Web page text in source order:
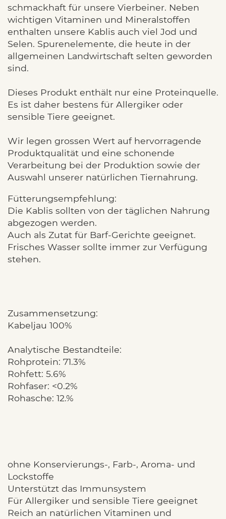
schmackhaft für unsere Vierbeiner. Neben
wichtigen Vitaminen und Mineralstoffen
enthalten unsere Kablis auch viel Jod und
Selen. Spurenelemente, die heute in der
allgemeinen Landwirtschaft selten geworden
sind.
Dieses Produkt enthält nur eine Proteinquelle.
Es ist daher bestens für Allergiker oder
sensible Tiere geeignet.
Wir legen grossen Wert auf hervorragende
Produktqualität und eine schonende
Verarbeitung bei der Produktion sowie der
Auswahl unserer natürlichen Tiernahrung.
Fütterungsempfehlung:
Die Kablis sollten von der täglichen Nahrung
abgezogen werden.
Auch als Zutat für Barf-Gerichte geeignet.
Frisches Wasser sollte immer zur Verfügung
stehen.
Zusammensetzung:
Kabeljau 100%
Analytische Bestandteile:
Rohprotein: 71.3%
Rohfett: 5.6%
Rohfaser: <0.2%
Rohasche: 12.%
ohne Konservierungs-, Farb-, Aroma- und
Lockstoffe
Unterstützt das Immunsystem
Für Allergiker und sensible Tiere geeignet
Reich an natürlichen Vitaminen und